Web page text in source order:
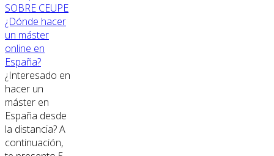
SOBRE CEUPE
¿Dónde hacer
un máster
online en
España?
¿Interesado en
hacer un
máster en
España desde
la distancia? A
continuación,